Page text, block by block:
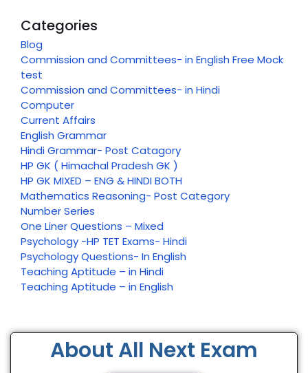
Categories
Blog
Commission and Committees- in English Free Mock
test
Commission and Committees- in Hindi
Computer
Current Affairs
English Grammar
Hindi Grammar- Post Catagory
HP GK ( Himachal Pradesh GK )
HP GK MIXED – ENG & HINDI BOTH
Mathematics Reasoning- Post Category
Number Series
One Liner Questions – Mixed
Psychology -HP TET Exams- Hindi
Psychology Questions- In English
Teaching Aptitude – in Hindi
Teaching Aptitude – in English
About All Next Exam